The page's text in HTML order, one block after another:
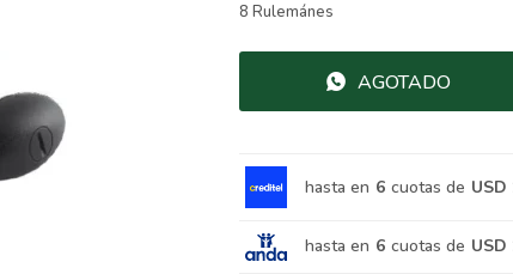
8 Rulemánes
AGOTADO
hasta en 6 cuotas de USD
hasta en 6 cuotas de USD